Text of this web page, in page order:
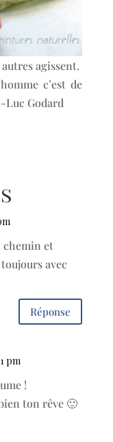
agissent.
c’est de
Luc Godard
chemin et
avec
Réponse
pm
!
ton rêve 🙂